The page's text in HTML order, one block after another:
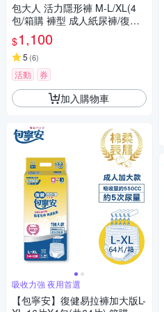
包大人 活力隱形褲 M-L/XL(4
包/箱購 褲型 成人紙尿褲/復健
褲)
$1,100
5 (6)
活動 券
加入購物車
吸收力強 夜用首選
【包寧安】復健易拉褲加大版L-